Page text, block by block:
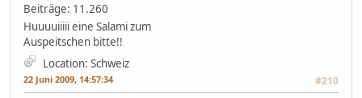
Beiträge: 11.260
Huuuuiiiii eine Salami zum
Auspeitschen bitte!!
Location: Schweiz
22 Juni 2009, 14:57:34 #210